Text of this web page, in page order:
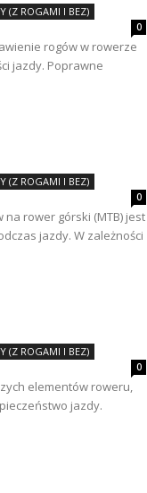
(Z ROGAMI I BEZ)
0
rogów w rowerze
jazdy. Poprawne
(Z ROGAMI I BEZ)
0
na rower górski (MTB) jest
jazdy. W zależności
(Z ROGAMI I BEZ)
0
elementów roweru,
jazdy.